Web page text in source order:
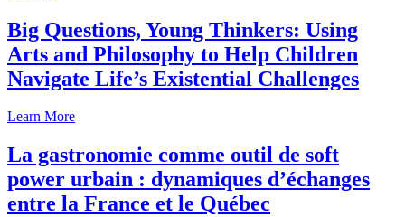
Big Questions, Young Thinkers: Using
Arts and Philosophy to Help Children
Navigate Life’s Existential Challenges
Learn More
La gastronomie comme outil de soft
power urbain : dynamiques d’échanges
entre la France et le Québec